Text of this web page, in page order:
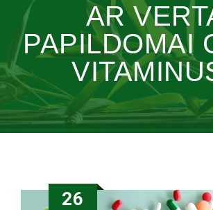
AR
PAPILDOMAI
26